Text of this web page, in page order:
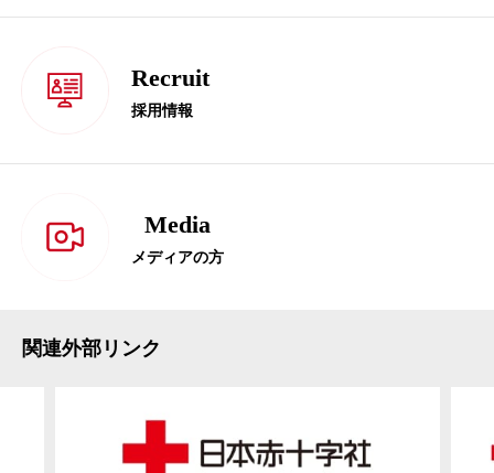
Recruit
採用情報
Media
メディアの方
関連外部リンク